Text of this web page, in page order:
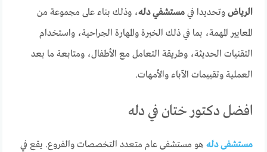
الرياضوتحديدا فيمستشفي دله، وذلك بناء على مجموعة من
المعايير المهمة، بما في ذلك الخبرة والمهارة الجراحية، واستخدام
التقنيات الحديثة، وطريقة التعامل مع الأطفال، ومتابعة ما بعد
العملية وتقييمات الآباء والأمهات.
افضل دكتور ختان في دله
مستشفى دله هو مستشفى عام متعدد التخصصات والفروع. يقع في